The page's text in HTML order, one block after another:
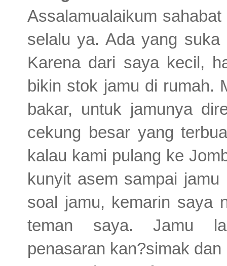
Assalamualaikum
selalu ya. Ada yang
Karena dari saya kecil,
bikin stok jamu di rumah.
bakar, untuk jamunya
cekung besar yang
kalau kami pulang ke
kunyit asem sampai
soal jamu, kemarin saya
teman saya. Jamu
penasaran kan?simak